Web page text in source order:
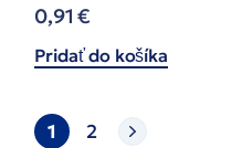
0,91€
Pridať do košíka
1 2